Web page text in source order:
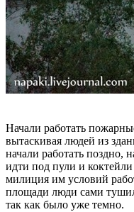
Начали работать
вытаскивая людей из
начали работать поздно,
идти под пули и
милиция им условий
площади люди сами
так как было уже темно.